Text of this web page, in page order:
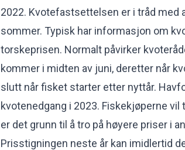
2022. Kvotefastsettelsen er i tråd med
sommer. Typisk har informasjon om
torskeprisen. Normalt påvirker
kommer i midten av juni, deretter når
slutt når fisket starter etter nyttår.
kvotenedgang i 2023. Fiskekjøperne
er det grunn til å tro på høyere priser i
Prisstigningen neste år kan imidlertid